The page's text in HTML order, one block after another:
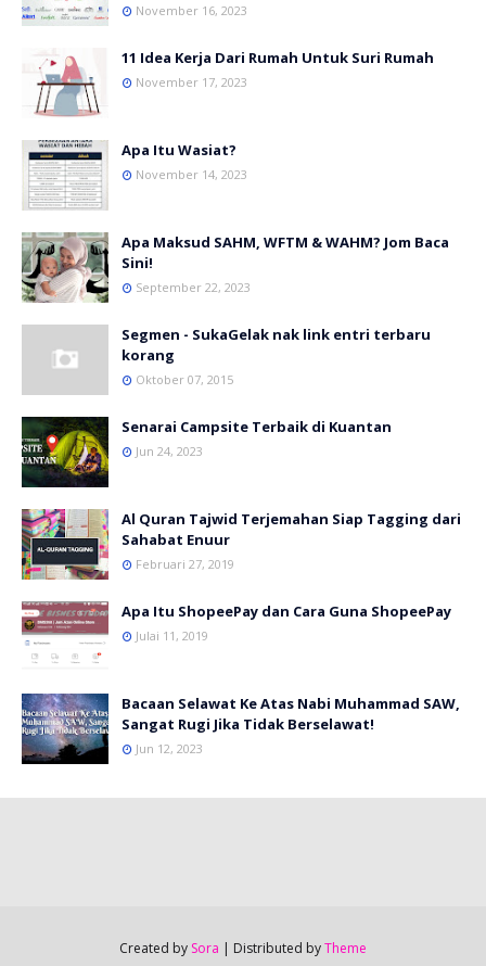
November 16, 2023
11 Idea Kerja Dari Rumah Untuk Suri Rumah
November 17, 2023
Apa Itu Wasiat?
November 14, 2023
Apa Maksud SAHM, WFTM & WAHM? Jom Baca
Sini!
September 22, 2023
Segmen - SukaGelak nak link entri terbaru
korang
Oktober 07, 2015
Senarai Campsite Terbaik di Kuantan
Jun 24, 2023
Al Quran Tajwid Terjemahan Siap Tagging dari
Sahabat Enuur
Februari 27, 2019
Apa Itu ShopeePay dan Cara Guna ShopeePay
Julai 11, 2019
Bacaan Selawat Ke Atas Nabi Muhammad SAW,
Sangat Rugi Jika Tidak Berselawat!
Jun 12, 2023
Created by Sora | Distributed byTheme